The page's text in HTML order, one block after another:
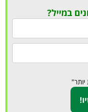
במייל?